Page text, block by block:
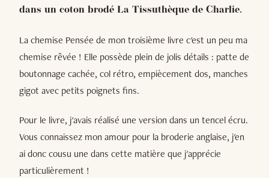
dans un coton brodé La Tissuthèque de Charlie.
La chemise Pensée de mon troisième livre c'est un peu ma
chemise rêvée ! Elle possède plein de jolis détails : patte de
boutonnage cachée, col rétro, empiècement dos, manches
gigot avec petits poignets fins.
Pour le livre, j'avais réalisé une version dans un tencel écru.
Vous connaissez mon amour pour la broderie anglaise, j'en
ai donc cousu une dans cette matière que j'apprécie
particulièrement !